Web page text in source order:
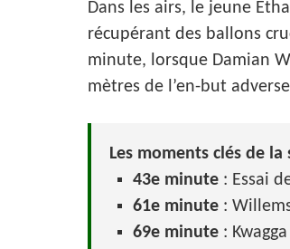
Dans les airs, le jeune
récupérant des ballons
minute, lorsque Damian
mètres de l’en-but
Les moments clés de
43e minute : Essai
61e minute :
69e minute :